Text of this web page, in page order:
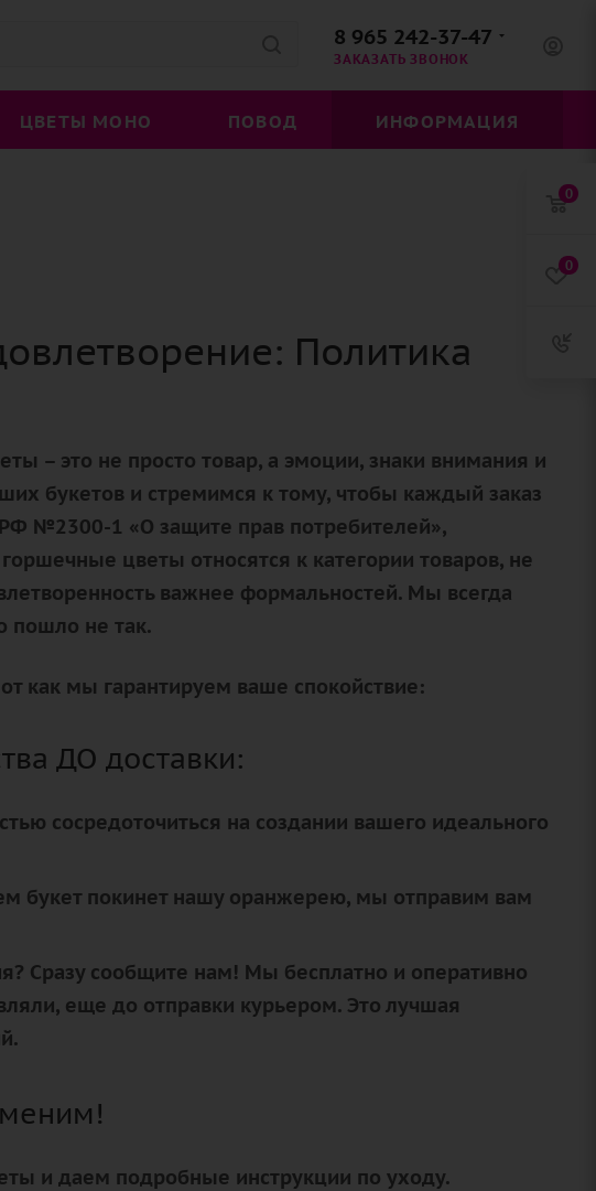
8 965 242-37-47
ЗАКАЗАТЬ ЗВОНОК
ЦВЕТЫ МОНО ПОВОД ИНФОРМАЦИЯ
Политика
– это не просто товар, а эмоции, знаки внимания и
букетов и стремимся к тому, чтобы каждый заказ
№2300-1 «О защите прав потребителей»,
цветы относятся к категории товаров, не
важнее формальностей. Мы всегда
пошло не так.
как мы гарантируем ваше спокойствие:
ДО доставки:
сосредоточиться на создании вашего идеального
букет покинет нашу оранжерею, мы отправим вам
Сразу сообщите нам! Мы бесплатно и оперативно
еще до отправки курьером. Это лучшая
и даем подробные инструкции по уходу.
0
0